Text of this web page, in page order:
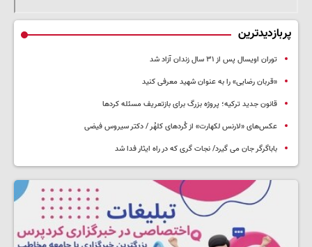
پربازدیدترین
توران اویسال پس از ۳۱ سال زندان آزاد شد
«قربان رضایی» را به عنوان شهید معرفی کنید
قانون جدید ترکیه؛ پروژه بزرگ‌ برای بازتعریف مسئله کردها
عکس‌های «لارنس لکهارت» از کُردهای کلهُر / دکتر سیروس فیضی
باباگرگر جان می گیرد/ نجات گری که در راه ایثار فدا شد